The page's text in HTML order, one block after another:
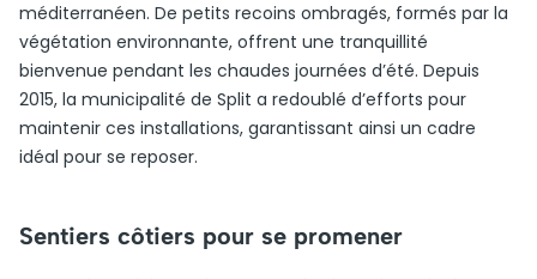
méditerranéen. De petits recoins ombragés, formés par la
végétation environnante, offrent une tranquillité
bienvenue pendant les chaudes journées d’été. Depuis
2015, la municipalité de Split a redoublé d’efforts pour
maintenir ces installations, garantissant ainsi un cadre
idéal pour se reposer.
Sentiers côtiers pour se promener